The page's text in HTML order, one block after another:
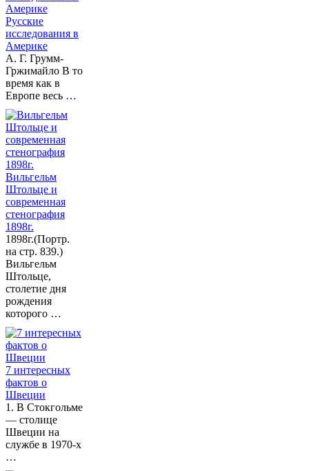
Русские
исследования в
Америке
А. Г. Грумм-
Гржимайло В то
время как в
Европе весь …
Вильгельм
Штольце и
современная
стенография
1898г.
1898г.(Портр.
на стр. 839.)
Вильгельм
Штольце,
столетие дня
рождения
которого …
7 интересных
фактов о
Швеции
1. В Стокгольме
— столице
Швеции на
службе в 1970-х
…